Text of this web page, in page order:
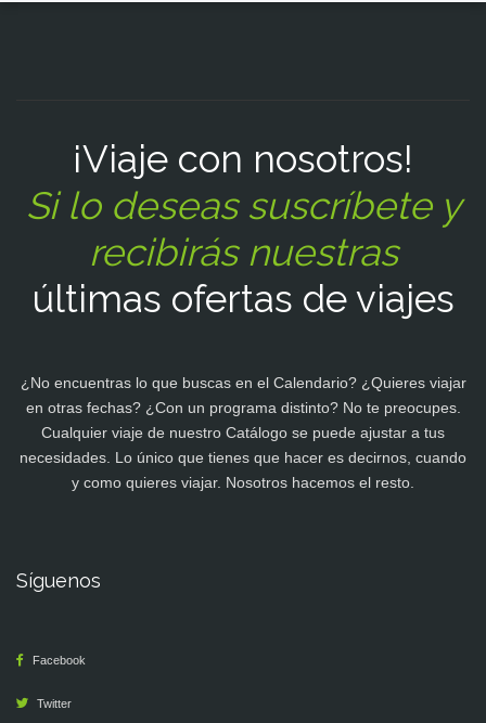
¡Viaje con nosotros!
Si lo deseas suscríbete y
recibirás nuestras
últimas ofertas de viajes
¿No encuentras lo que buscas en el Calendario? ¿Quieres viajar
en otras fechas? ¿Con un programa distinto? No te preocupes.
Cualquier viaje de nuestro Catálogo se puede ajustar a tus
necesidades. Lo único que tienes que hacer es decirnos, cuando
y como quieres viajar. Nosotros hacemos el resto.
Síguenos
Facebook
Twitter